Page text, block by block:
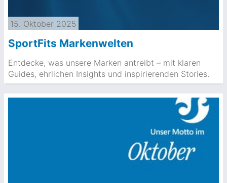
SportFits Markenwelten
Entdecke, was unsere Marken antreibt – mit klaren
Guides, ehrlichen Insights und inspirierenden Stories.
15. Oktober 2025